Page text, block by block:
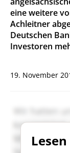
eine weitere
Achleitner
Deutschen
Investoren
19. November